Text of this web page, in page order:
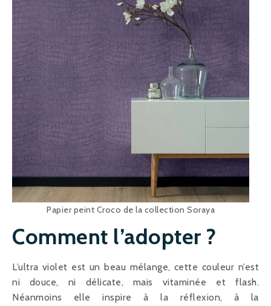
Papier peint Croco de la collection Soraya
Comment l’adopter ?
L’ultra violet est un beau mélange, cette couleur n’est
ni douce, ni délicate, mais vitaminée et flash.
Néanmoins elle inspire à la réflexion, à la